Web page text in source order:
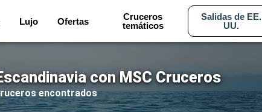
Lujo Ofertas
Cruceros
temáticos
Salidas de EE.
UU.
con MSC Cruceros
encontrados